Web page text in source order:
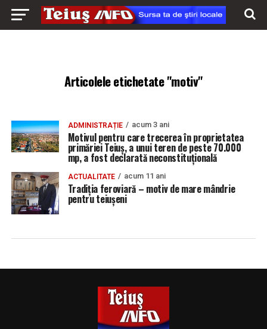
Articolele etichetate "motiv"
ADMINISTRAȚIE acum 3 ani
Motivul pentru care trecerea în proprietatea
primăriei Teiuș, a unui teren de peste 70.000
mp, a fost declarată neconstituțională
ACTUALITATE acum 11 ani
Tradiţia feroviară – motiv de mare mândrie
pentru teiuşeni